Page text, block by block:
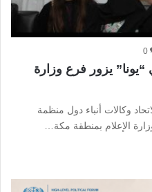
0
يزور فرع وزارة
وكالات أنباء دول منظمة
الإعلام بمنطقة مكة…